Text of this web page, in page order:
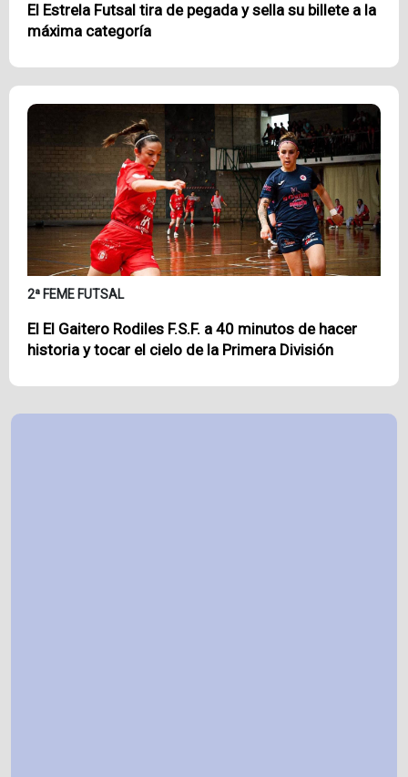
El Estrela Futsal tira de pegada y sella su billete a la
máxima categoría
2ª FEME FUTSAL
El El Gaitero Rodiles F.S.F. a 40 minutos de hacer
historia y tocar el cielo de la Primera División